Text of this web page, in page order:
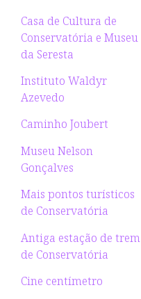
Casa de Cultura de
Conservatória e Museu
da Seresta
Instituto Waldyr
Azevedo
Caminho Joubert
Museu Nelson
Gonçalves
Mais pontos turísticos
de Conservatória
Antiga estação de trem
de Conservatória
Cine centímetro